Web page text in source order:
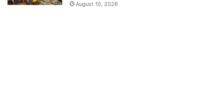
August 10, 2026